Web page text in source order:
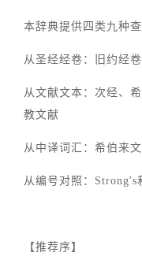
本辞典提供四类九种
从圣经经卷：旧约经
从文献文本：次经、
教文献
从中译词汇：希伯来
从编号对照：
【推荐序】